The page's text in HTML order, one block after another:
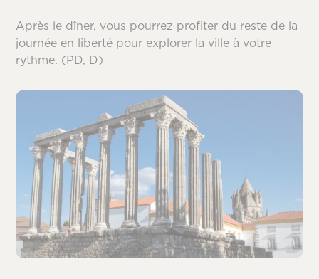
Après le dîner, vous pourrez profiter du reste de la
journée en liberté pour explorer la ville à votre
rythme. (PD, D)